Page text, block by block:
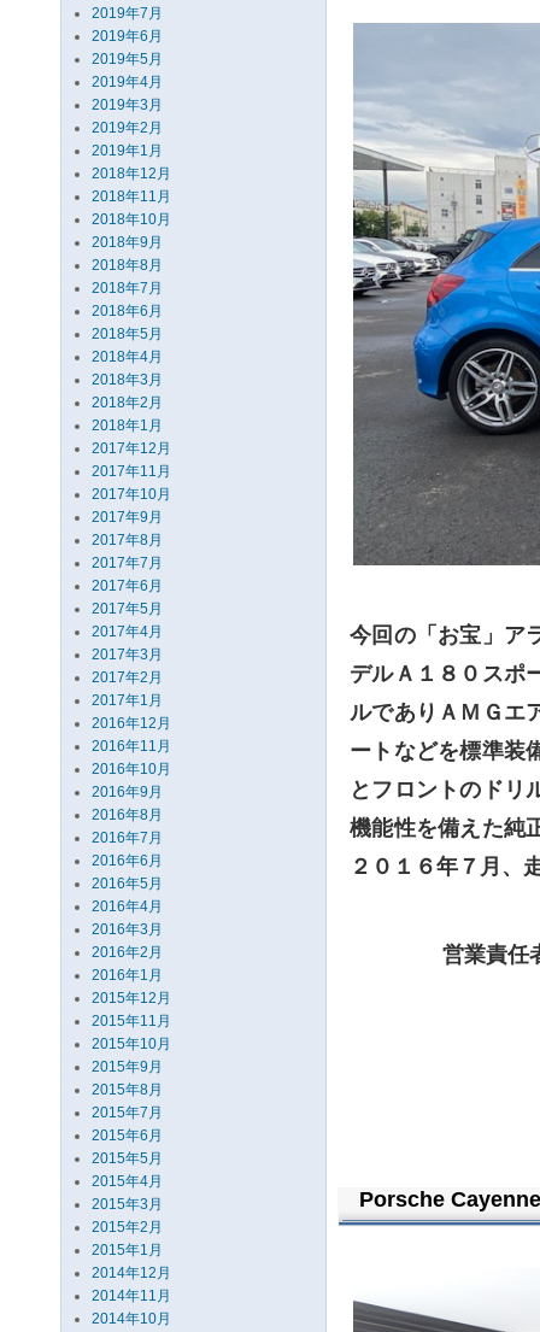
2019年7月
2019年6月
2019年5月
2019年4月
2019年3月
2019年2月
2019年1月
2018年12月
2018年11月
2018年10月
2018年9月
2018年8月
2018年7月
2018年6月
2018年5月
2018年4月
2018年3月
2018年2月
2018年1月
2017年12月
2017年11月
2017年10月
2017年9月
2017年8月
2017年7月
2017年6月
2017年5月
2017年4月
2017年3月
2017年2月
2017年1月
2016年12月
2016年11月
2016年10月
2016年9月
2016年8月
2016年7月
2016年6月
2016年5月
2016年4月
2016年3月
2016年2月
2016年1月
2015年12月
2015年11月
2015年10月
2015年9月
2015年8月
2015年7月
2015年6月
2015年5月
2015年4月
2015年3月
2015年2月
2015年1月
2014年12月
2014年11月
2014年10月
今回の「お宝」ア
デルＡ１８０スポ
ルでありＡＭＧエ
ートなどを標準装
とフロントのドリ
機能性を備えた純
２０１６年７月、
営業責任
Porsche